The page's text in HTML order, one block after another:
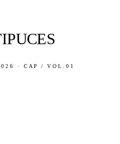
· CAP / VOL.01